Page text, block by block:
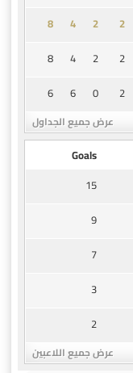
2
2
4
8
2
2
4
8
2
0
6
6
عرض جميع الجداول
Goals
15
9
7
3
2
عرض جميع اللاعبين